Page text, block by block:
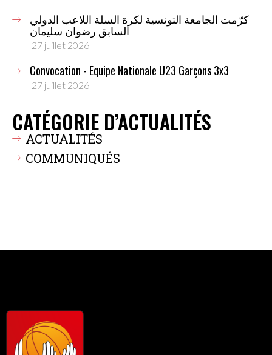
كرّمت الجامعة التونسية لكرة السلة اللاعب الدولي
السابق رضوان سليمان
27 juillet 2026
Convocation - Equipe Nationale U23 Garçons 3x3
27 juillet 2026
CATÉGORIE D’ACTUALITÉS
ACTUALITÉS
COMMUNIQUÉS